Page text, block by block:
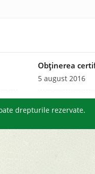
Obţinerea
5 august 2016
drepturile rezervate.